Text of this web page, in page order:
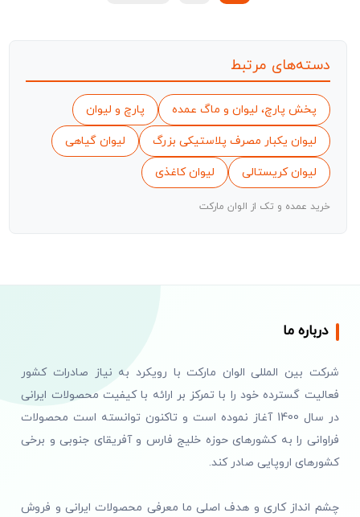
دسته‌های مرتبط
پخش پارچ، لیوان و ماگ عمده پارچ و لیوان
لیوان یکبار مصرف پلاستیکی بزرگ لیوان گیاهی
لیوان کریستالی لیوان کاغذی
خرید عمده و تک از الوان مارکت
درباره ما
شرکت بین المللی الوان مارکت با رویکرد به نیاز صادرات کشور
فعالیت گسترده خود را با تمرکز بر ارائه با کیفیت محصولات ایرانی
در سال 1400 آغاز نموده است و تاکنون توانسته است محصولات
فراوانی را به کشورهای حوزه خلیج فارس و آفریقای جنوبی و برخی
کشورهای اروپایی صادر کند.
چشم انداز کاری و هدف اصلی ما معرفی محصولات ایرانی و فروش